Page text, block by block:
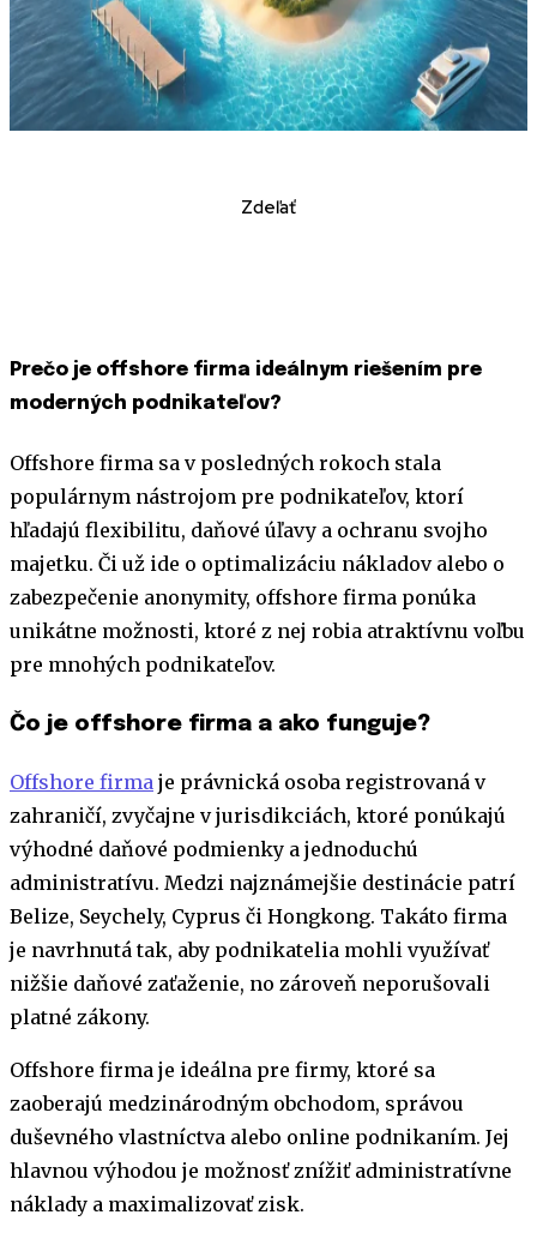
Zdeľať
Prečo je offshore firma ideálnym riešením pre
moderných podnikateľov?
Offshore firma sa v posledných rokoch stala
populárnym nástrojom pre podnikateľov, ktorí
hľadajú flexibilitu, daňové úľavy a ochranu svojho
majetku. Či už ide o optimalizáciu nákladov alebo o
zabezpečenie anonymity, offshore firma ponúka
unikátne možnosti, ktoré z nej robia atraktívnu voľbu
pre mnohých podnikateľov.
Čo je offshore firma a ako funguje?
Offshore firma je právnická osoba registrovaná v
zahraničí, zvyčajne v jurisdikciách, ktoré ponúkajú
výhodné daňové podmienky a jednoduchú
administratívu. Medzi najznámejšie destinácie patrí
Belize, Seychely, Cyprus či Hongkong. Takáto firma
je navrhnutá tak, aby podnikatelia mohli využívať
nižšie daňové zaťaženie, no zároveň neporušovali
platné zákony.
Offshore firma je ideálna pre firmy, ktoré sa
zaoberajú medzinárodným obchodom, správou
duševného vlastníctva alebo online podnikaním. Jej
hlavnou výhodou je možnosť znížiť administratívne
náklady a maximalizovať zisk.